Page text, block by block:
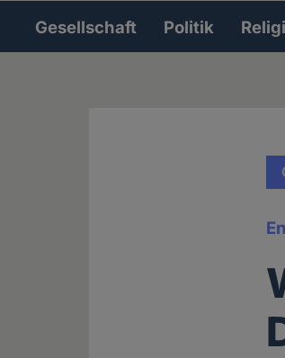
Hauptnavigation
Gesellschaft Politik